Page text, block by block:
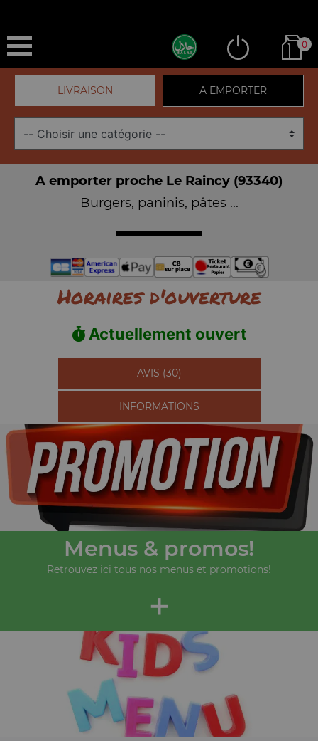
0
LIVRAISON A EMPORTER
A emporter proche Le Raincy (93340)
Burgers, paninis, pâtes ...
Horaires d'ouverture
Actuellement ouvert
AVIS (30)
INFORMATIONS
Menus & promos!
Retrouvez ici tous nos menus et promotions!
+